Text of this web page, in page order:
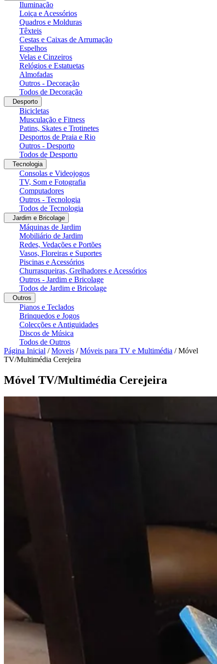
Iluminação
Loiça e Acessórios
Quadros e Molduras
Têxteis
Cestas e Caixas de Arrumação
Espelhos
Velas e Cinzeiros
Relógios e Estatuetas
Almofadas
Outros - Decoração
Todos de Decoração
Desporto
Bicicletas
Musculação e Fitness
Patins, Skates e Trotinetes
Desportos de Praia e Rio
Outros - Desporto
Todos de Desporto
Tecnologia
Consolas e Videojogos
TV, Som e Fotografia
Computadores
Outros - Tecnologia
Todos de Tecnologia
Jardim e Bricolage
Máquinas de Jardim
Mobiliário de Jardim
Redes, Vedações e Portões
Vasos, Floreiras e Suportes
Piscinas e Acessórios
Churrasqueiras, Grelhadores e Acessórios
Outros - Jardim e Bricolage
Todos de Jardim e Bricolage
Outros
Pianos e Teclados
Brinquedos e Jogos
Colecções e Antiguidades
Discos de Música
Todos de Outros
Página Inicial /Moveis /Móveis para TV e Multimédia /Móvel
TV/Multimédia Cerejeira
Móvel TV/Multimédia Cerejeira